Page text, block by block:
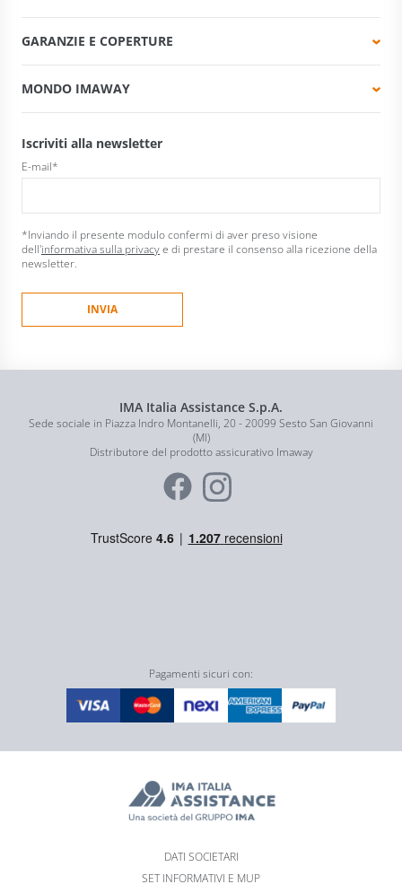
GARANZIE E COPERTURE
MONDO IMAWAY
Iscriviti alla newsletter
E-mail*
*Inviando il presente modulo confermi di aver preso visione
dell'informativa sulla privacye di prestare il consenso alla ricezione della
newsletter.
IMA Italia Assistance S.p.A.
Sede sociale in Piazza Indro Montanelli, 20 - 20099 Sesto San Giovanni
(MI)
Distributore del prodotto assicurativo Imaway
Pagamenti sicuri con:
DATI SOCIETARI
SET INFORMATIVI E MUP